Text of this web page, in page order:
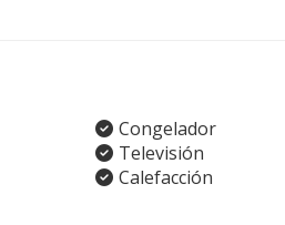
Congelador
Televisión
Calefacción